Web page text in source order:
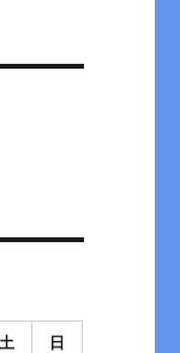
土 日